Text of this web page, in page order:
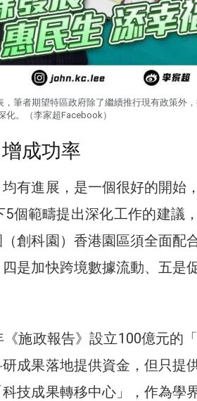
筆者期望特區政府除了繼續推行現有政策外
化。（李家超Facebook）
成功率
有進展，是一個很好的開始
個範疇提出深化工作的建議
創科園）香港園區須全面配
是加快跨境數據流動、五是
施政報告》設立100億元的「
成果落地提供資金，但只提
技成果轉移中心」，作為學